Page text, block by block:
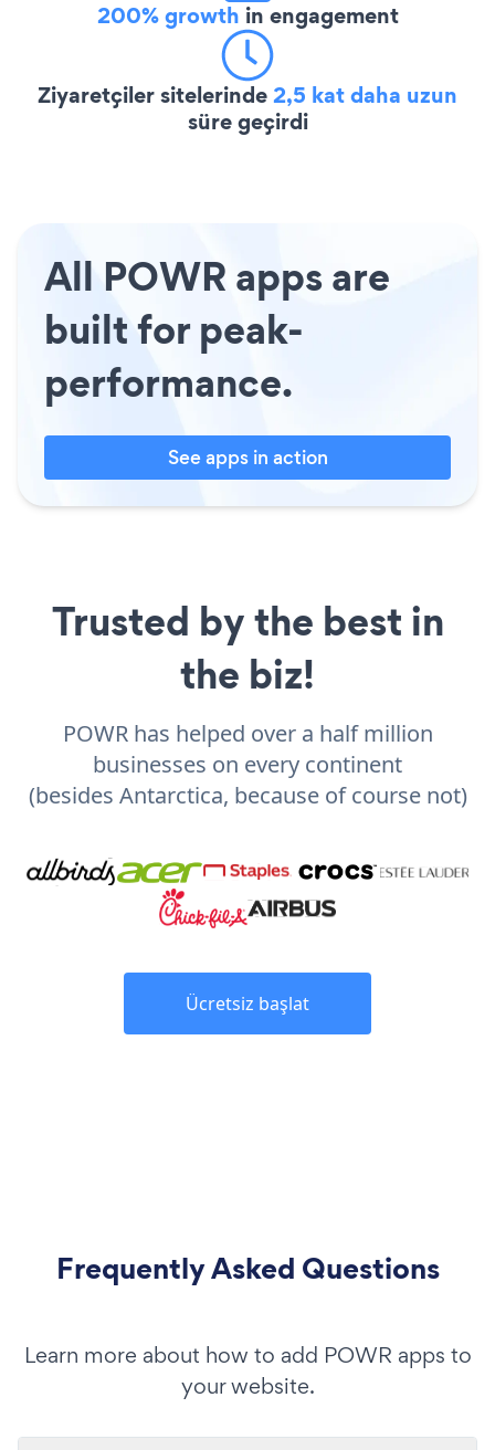
200% growth in engagement
Ziyaretçiler sitelerinde2,5 kat daha uzun
süre geçirdi
All POWR apps are
built for peak-
performance.
See apps in action
Trusted by the best in
the biz!
POWR has helped over a half million
businesses on every continent
(besides Antarctica, because of course not)
Ücretsiz başlat
Frequently Asked Questions
Learn more about how to add POWR apps to
your website.